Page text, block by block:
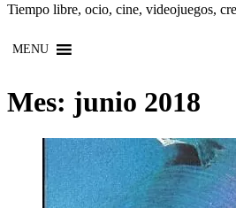
Tiempo libre, ocio, cine, videojuegos,
MENU
Mes: junio 2018